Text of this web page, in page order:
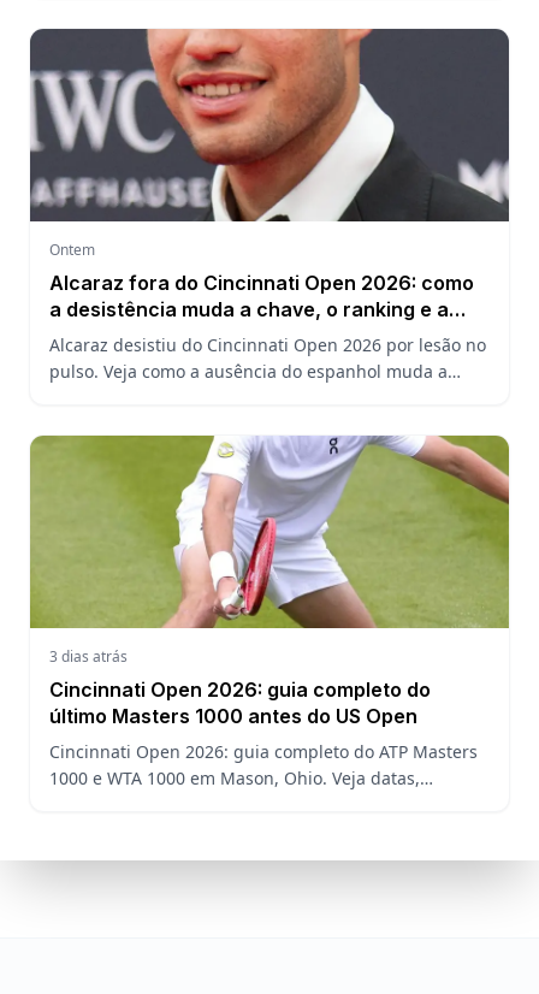
Ontem
Alcaraz fora do Cincinnati Open 2026: como
a desistência muda a chave, o ranking e a
defesa do US Open
Alcaraz desistiu do Cincinnati Open 2026 por lesão no
pulso. Veja como a ausência do espanhol muda a
3 dias atrás
Cincinnati Open 2026: guia completo do
último Masters 1000 antes do US Open
Cincinnati Open 2026: guia completo do ATP Masters
1000 e WTA 1000 em Mason, Ohio. Veja datas,